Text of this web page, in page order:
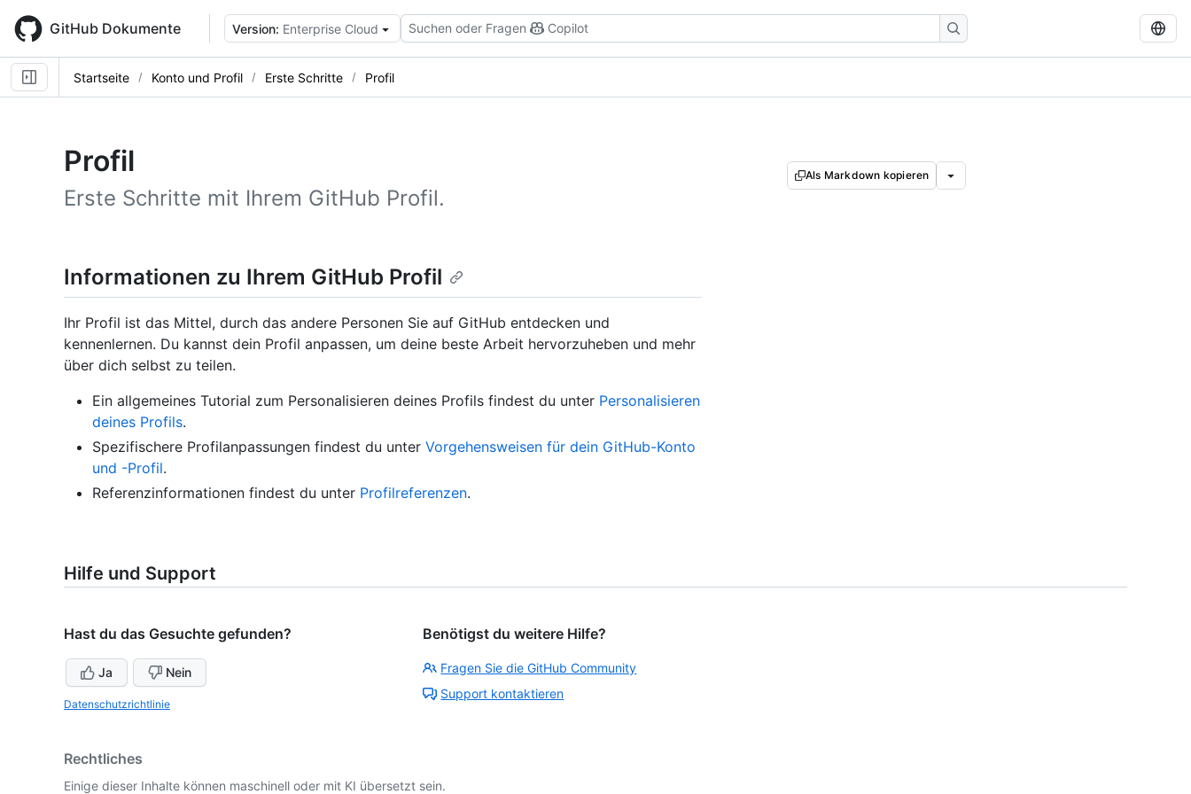
main
content
GitHub Dokumente Version: Enterprise Cloud Suchen oder Fragen Copilot
Startseite Konto und Profil Erste Schritte Profil
Profil
Erste Schritte mit Ihrem GitHub Profil.
Als Markdown kopieren
Informationen zu Ihrem GitHub Profil
Ihr Profil ist das Mittel, durch das andere Personen Sie auf GitHub entdecken und
kennenlernen. Du kannst dein Profil anpassen, um deine beste Arbeit hervorzuheben und mehr
über dich selbst zu teilen.
Ein allgemeines Tutorial zum Personalisieren deines Profils findest du unter Personalisieren
deines Profils.
Spezifischere Profilanpassungen findest du unter Vorgehensweisen für dein GitHub-Konto
und -Profil.
Referenzinformationen findest du unter Profilreferenzen.
Hilfe und Support
Hast du das Gesuchte gefunden?
Ja Nein
Datenschutzrichtlinie
Benötigst du weitere Hilfe?
Fragen Sie die GitHub Community
Support kontaktieren
Rechtliches
Einige dieser Inhalte können maschinell oder mit KI übersetzt sein.